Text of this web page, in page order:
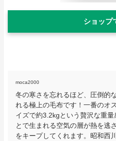
ショップ
moca2000
冬の寒さを忘れるほど、圧倒的
れる極上の毛布です！一番のオ
イズで約3.2kgという贅沢な重
とで生まれる空気の層が熱を逃
をキープしてくれます。昭和西